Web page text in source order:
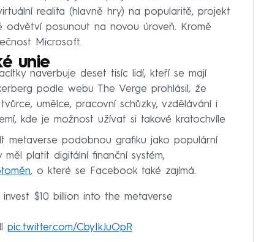
realita (hlavně hry) na popularitě, projekt
posunout na novou úroveň. Kromě
Microsoft.
unie
naverbuje deset tisíc lidí, kteří se mají
podle webu The Verge prohlásil, že
umělce, pracovní schůzky, vzdělávání i
kde je možnost užívat si takové kratochvíle
metaverse podobnou grafiku jako populární
platit digitální finanční systém,
, o které se Facebook také zajímá.
invest $10 billion into the metaverse
pic.twitter.com/CbyIkJuOpR